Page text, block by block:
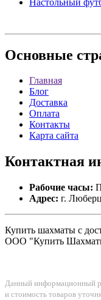
Основные
Главная
Блог
Доставка
Оплата
Контакты
Карта сайта
Контактная
Рабочие часы:
Адрес: г.
Купить шахматы с
ООО "Купить
Данный информационный
и стоимость товаров